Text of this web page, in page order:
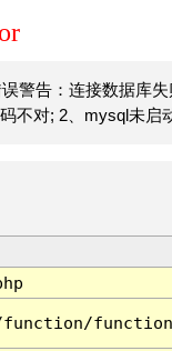
警告：连接数据库
不对; 2、mysql未启